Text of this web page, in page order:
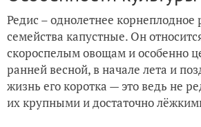
Редис – однолетнее корнеплодное
семейства капустные. Он
скороспелым овощам и особенно
ранней весной, в начале лета и
жизнь его коротка — это ведь не
их крупными и достаточно